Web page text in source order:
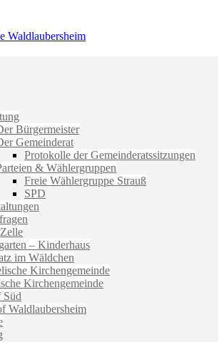
Bürgermeister
Gemeinderat
Protokolle der Gemeinderatssitzungen
& Wählergruppen
Freie Wählergruppe Strauß
SPD
– Kinderhaus
im Wäldchen
Kirchengemeinde
Kirchengemeinde
Süd
Waldlaubersheim